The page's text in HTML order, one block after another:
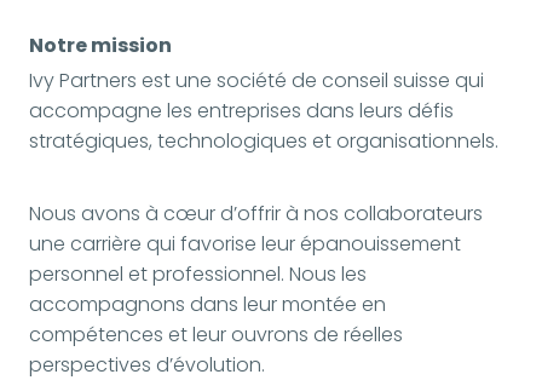
Notre mission
Ivy Partners est une société de conseil suisse qui
accompagne les entreprises dans leurs défis
stratégiques, technologiques et organisationnels.
Nous avons à cœur d’offrir à nos collaborateurs
une carrière qui favorise leur épanouissement
personnel et professionnel. Nous les
accompagnons dans leur montée en
compétences et leur ouvrons de réelles
perspectives d’évolution.